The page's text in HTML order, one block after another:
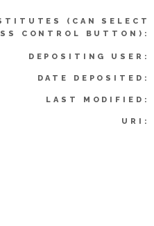
(CAN SELECT
CONTROL BUTTON):
DEPOSITING USER:
DATE DEPOSITED:
LAST MODIFIED:
URI: